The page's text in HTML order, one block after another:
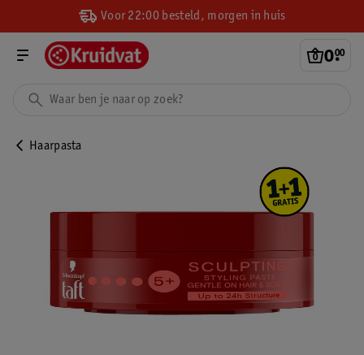
Voor 22:00 besteld, morgen in huis
0.
00
Haarpasta